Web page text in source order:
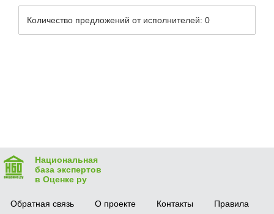
Количество предложений от исполнителей: 0
Национальная
база экспертов
в Оценке ру
Обратная связь О проекте Контакты Правила